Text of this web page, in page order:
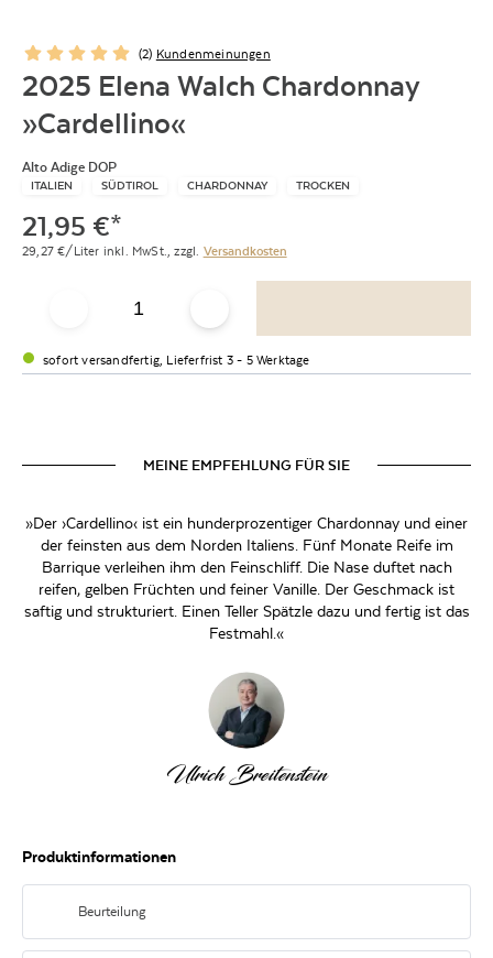
(2) Kundenmeinungen
2025 Elena Walch Chardonnay
»Cardellino«
Alto Adige DOP
ITALIEN SÜDTIROL CHARDONNAY TROCKEN
21,95 €*
29,27 €/Liter inkl. MwSt., zzgl. Versandkosten
sofort versandfertig, Lieferfrist 3 - 5 Werktage
MEINE EMPFEHLUNG FÜR SIE
»Der ›Cardellino‹ ist ein hunderprozentiger Chardonnay und einer
der feinsten aus dem Norden Italiens. Fünf Monate Reife im
Barrique verleihen ihm den Feinschliff. Die Nase duftet nach
reifen, gelben Früchten und feiner Vanille. Der Geschmack ist
saftig und strukturiert. Einen Teller Spätzle dazu und fertig ist das
Festmahl.«
Ulrich Breitenstein
Produktinformationen
Beurteilung
Intensiv gelbe Farbe, dezente Vanilletöne, getragen von einer schönen